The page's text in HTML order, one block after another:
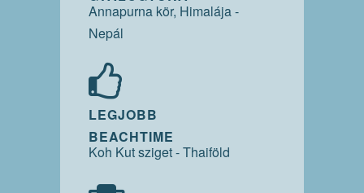
Annapurna kör, Himalája -
Nepál
LEGJOBB
BEACHTIME
Koh Kut sziget - Thaiföld